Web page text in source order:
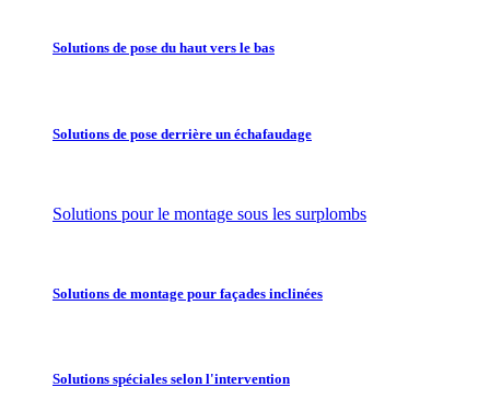
Solutions de pose du haut vers le bas
Solutions de pose derrière un échafaudage
Solutions pour le montage sous les surplombs
Solutions de montage pour façades inclinées
Solutions spéciales selon l'intervention